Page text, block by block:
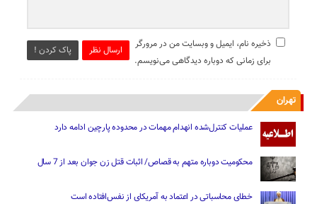
ارسال نظر پاک کردن !
ذخیره نام، ایمیل و وبسایت من در مرورگر
برای زمانی که دوباره دیدگاهی می‌نویسم.
تهران
عملیات کنترل‌شده انهدام مهمات در محدوده پارچین ادامه دارد
محکومیت دوباره متهم به قصاص/ اثبات قتل زن جوان بعد از 7 سال
خطای محاسباتی در اعتماد به آمریکای از نفس‌افتاده است